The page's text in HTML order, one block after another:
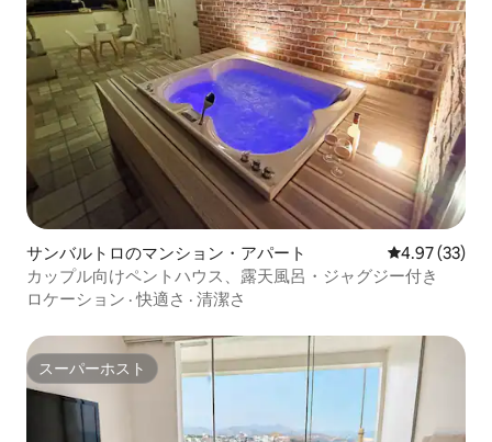
サンバルトロのマンション・アパート レビュー33
4.97 (33)
カップル向けペントハウス、露天風呂・ジャグジー付き
ロケーション ·快適さ · 清潔さ
スーパーホスト
スーパーホスト